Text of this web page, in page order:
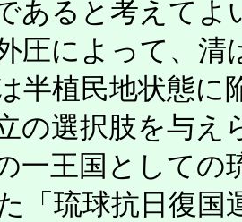
あると考えてよ
圧によって、
半植民地状態
の選択肢を与
一王国としての
「琉球抗日復国